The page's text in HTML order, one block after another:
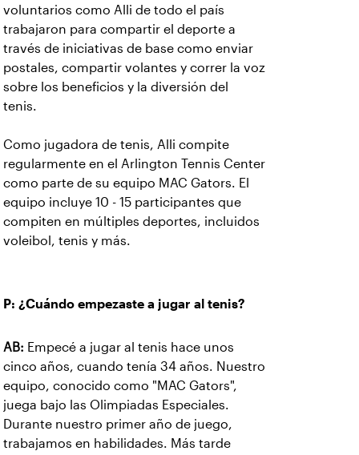
voluntarios como Alli de todo el país
trabajaron para compartir el deporte a
través de iniciativas de base como enviar
postales, compartir volantes y correr la voz
sobre los beneficios y la diversión del
tenis.
Como jugadora de tenis, Alli compite
regularmente en el Arlington Tennis Center
como parte de su equipo MAC Gators. El
equipo incluye 10 - 15 participantes que
compiten en múltiples deportes, incluidos
voleibol, tenis y más.
P: ¿Cuándo empezaste a jugar al tenis?
AB: Empecé a jugar al tenis hace unos
cinco años, cuando tenía 34 años. Nuestro
equipo, conocido como "MAC Gators",
juega bajo las Olimpiadas Especiales.
Durante nuestro primer año de juego,
trabajamos en habilidades. Más tarde